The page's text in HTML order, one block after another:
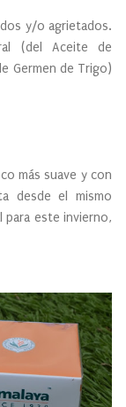
y/o agrietados.
(del Aceite de
Germen de Trigo)
más suave y con
desde el mismo
para este invierno,